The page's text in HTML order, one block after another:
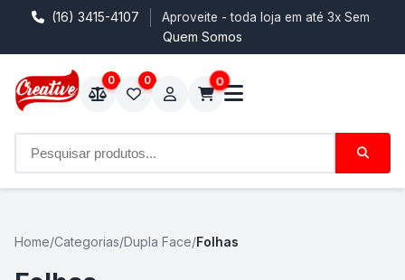
(16) 3415-4107 Aproveite - toda loja em até 3x Sem
Quem Somos
0 0 0
Home/Categorias/Dupla Face/Folhas